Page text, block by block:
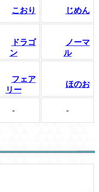
こおり じめん
ドラゴ
ン
ノーマ
ル
フェア
リー
ほのお
- -